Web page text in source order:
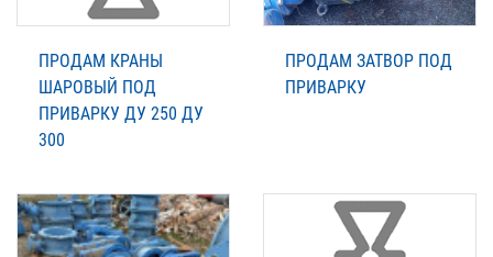
ПРОДАМ КРАНЫ
ШАРОВЫЙ ПОД
ПРИВАРКУ ДУ 250 ДУ
300
ПРОДАМ ЗАТВОР ПОД
ПРИВАРКУ